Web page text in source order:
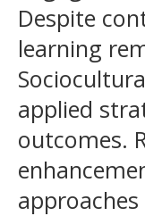
Despite
learning
applied
outcomes.